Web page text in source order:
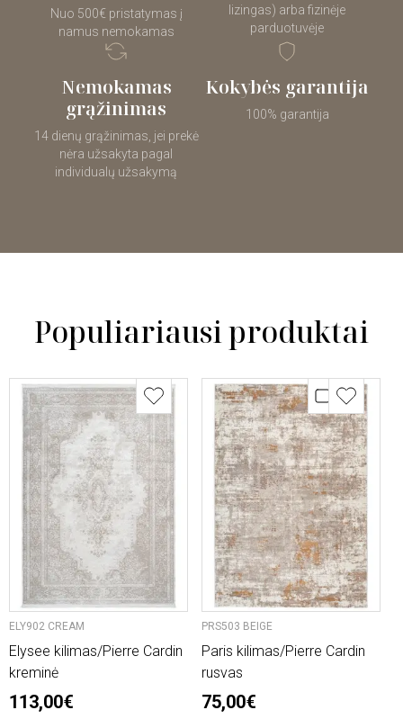
Nuo 500€ pristatymas į
namus nemokamas
lizingas) arba fizinėje
parduotuvėje
Nemokamas
grąžinimas
14 dienų grąžinimas, jei prekė
nėra užsakyta pagal
individualų užsakymą
Kokybės garantija
100% garantija
Populiariausi produktai
ELY902 CREAM
Elysee kilimas/Pierre Cardin
kreminė
113,00€
PRS503 BEIGE
Paris kilimas/Pierre Cardin
rusvas
75,00€